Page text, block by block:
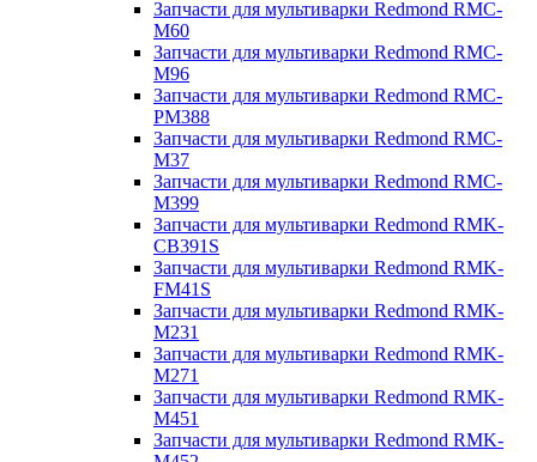
Запчасти для мультиварки Redmond RMC-
M60
Запчасти для мультиварки Redmond RMC-
M96
Запчасти для мультиварки Redmond RMC-
PM388
Запчасти для мультиварки Redmond RMC-
M37
Запчасти для мультиварки Redmond RMC-
M399
Запчасти для мультиварки Redmond RMK-
CB391S
Запчасти для мультиварки Redmond RMK-
FM41S
Запчасти для мультиварки Redmond RMK-
M231
Запчасти для мультиварки Redmond RMK-
M271
Запчасти для мультиварки Redmond RMK-
M451
Запчасти для мультиварки Redmond RMK-